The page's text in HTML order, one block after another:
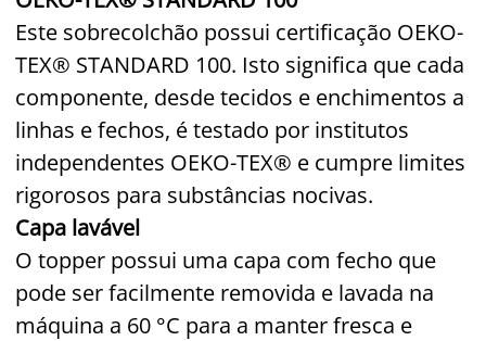
Este sobrecolchão possui certificação OEKO-
TEX® STANDARD 100. Isto significa que cada
componente, desde tecidos e enchimentos a
linhas e fechos, é testado por institutos
independentes OEKO-TEX® e cumpre limites
rigorosos para substâncias nocivas.
Capa lavável
O topper possui uma capa com fecho que
pode ser facilmente removida e lavada na
máquina a 60 °C para a manter fresca e